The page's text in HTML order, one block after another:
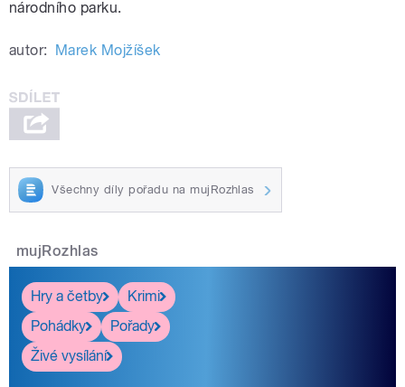
národního parku.
autor: Marek Mojžíšek
Všechny díly pořadu na mujRozhlas
mujRozhlas
Hry a četby
Krimi
Pohádky
Pořady
Živé vysílání